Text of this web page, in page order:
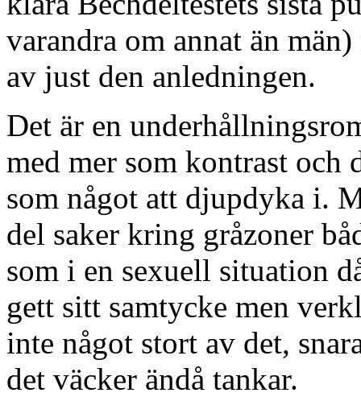
varandra om annat än
av just den anledningen.
Det är en
med mer som kontrast
som något att djupdyka i.
del saker kring gråzoner
som i en sexuell situation
gett sitt samtycke men
inte något stort av det,
det väcker ändå tankar.